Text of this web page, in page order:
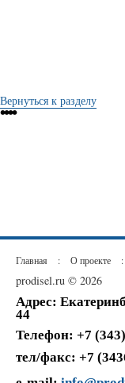
Вернуться к разделу
••••
Главная : О проекте :
prodisel.ru © 2026
Адрес:
44
Телефон: +7
тел/факс: +7